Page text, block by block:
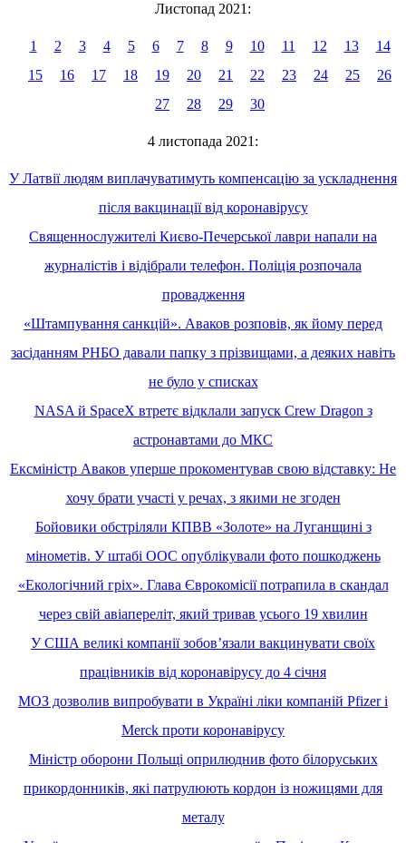
Листопад 2021:
1 2 3 4 5 6 7 8 9 10 11 12 13
14
15
16 17 18 19 20 21 22 23 24 25
26
27
28 29 30
4 листопада 2021:
У Латвії людям виплачуватимуть компенсацію за ускладнення
після вакцинації від коронавірусу
Священнослужителі Києво-Печерської лаври напали на
журналістів і відібрали телефон. Поліція розпочала
провадження
«Штампування санкцій». Аваков розповів, як йому перед
засіданням РНБО давали папку з прізвищами, а деяких навіть
не було у списках
NASA й SpaceX втретє відклали запуск Crew Dragon з
астронавтами до МКС
Ексміністр Аваков уперше прокоментував свою відставку: Не
хочу брати участі у речах, з якими не згоден
Бойовики обстріляли КПВВ «Золоте» на Луганщині з
мінометів. У штабі ООС опублікували фото пошкоджень
«Екологічний гріх». Глава Єврокомісії потрапила в скандал
через свій авіапереліт, який тривав усього 19 хвилин
У США великі компанії зобов’язали вакцинувати своїх
працівників від коронавірусу до 4 січня
МОЗ дозволив випробувати в Україні ліки компаній Pfizer і
Merck проти коронавірусу
Міністр оборони Польщі оприлюднив фото білоруських
прикордонників, які патрулюють кордон із ножицями для
металу